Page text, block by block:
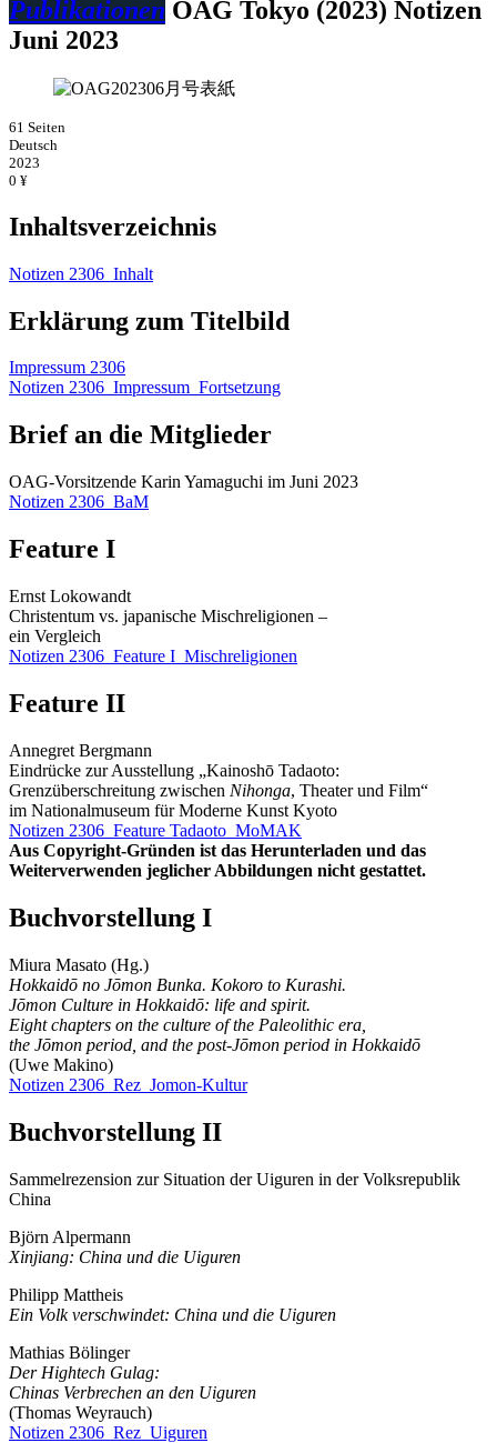
Publikationen OAG Tokyo (2023) Notizen
Juni 2023
61 Seiten
Deutsch
2023
0 ¥
Inhaltsverzeichnis
Notizen 2306_Inhalt
Erklärung zum Titelbild
Impressum 2306
Notizen 2306_Impressum_Fortsetzung
Brief an die Mitglieder
OAG-Vorsitzende Karin Yamaguchi im Juni 2023
Notizen 2306_BaM
Feature I
Ernst Lokowandt
Christentum vs. japanische Mischreligionen –
ein Vergleich
Notizen 2306_Feature I_Mischreligionen
Feature II
Annegret Bergmann
Eindrücke zur Ausstellung „Kainoshō Tadaoto:
Grenzüberschreitung zwischen Nihonga, Theater und Film“
im Nationalmuseum für Moderne Kunst Kyoto
Notizen 2306_Feature Tadaoto_MoMAK
Aus Copyright-Gründen ist das Herunterladen und das
Weiterverwenden jeglicher Abbildungen nicht gestattet.
Buchvorstellung I
Miura Masato (Hg.)
Hokkaidō no Jōmon Bunka. Kokoro to Kurashi.
Jōmon Culture in Hokkaidō: life and spirit.
Eight chapters on the culture of the Paleolithic era,
the Jōmon period, and the post-Jōmon period in Hokkaidō
(Uwe Makino)
Notizen 2306_Rez_Jomon-Kultur
Buchvorstellung II
Sammelrezension zur Situation der Uiguren in der Volksrepublik
China
Björn Alpermann
Xinjiang: China und die Uiguren
Philipp Mattheis
Ein Volk verschwindet: China und die Uiguren
Mathias Bölinger
Der Hightech Gulag:
Chinas Verbrechen an den Uiguren
(Thomas Weyrauch)
Notizen 2306_Rez_Uiguren